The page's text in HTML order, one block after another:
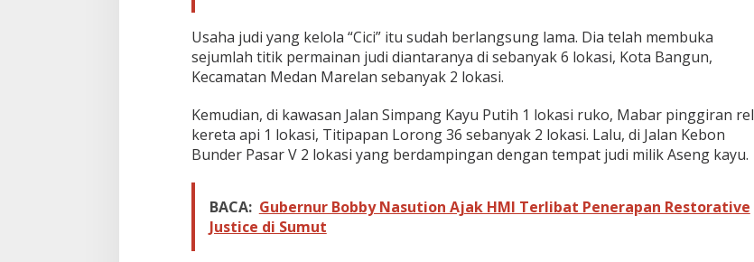
'
C
I
C
'
T
a
e
r
s
Usaha judi yang kelola “Cici” itu sudah berlangsung lama. Dia telah membuka
sejumlah titik permainan judi diantaranya di sebanyak 6 lokasi, Kota Bangun,
Kecamatan Medan Marelan sebanyak 2 lokasi.
Kemudian, di kawasan Jalan Simpang Kayu Putih 1 lokasi ruko, Mabar pinggiran rel
kereta api 1 lokasi, Titipapan Lorong 36 sebanyak 2 lokasi. Lalu, di Jalan Kebon
Bunder Pasar V 2 lokasi yang berdampingan dengan tempat judi milik Aseng kayu.
BACA: Gubernur Bobby Nasution Ajak HMI Terlibat Penerapan Restorative
Justice di Sumut